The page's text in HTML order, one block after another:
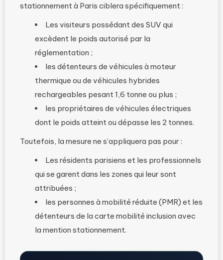
stationnement à Paris ciblera spécifiquement :
Les visiteurs possédant des SUV qui
excèdent le poids autorisé par la
réglementation ;
les détenteurs de véhicules à moteur
thermique ou de véhicules hybrides
rechargeables pesant 1,6 tonne ou plus ;
les propriétaires de véhicules électriques
dont le poids atteint ou dépasse les 2 tonnes.
Toutefois, la mesure ne s’appliquera pas pour :
Les résidents parisiens et les professionnels
qui se garent dans les zones qui leur sont
attribuées ;
les personnes à mobilité réduite (PMR) et les
détenteurs de la carte mobilité inclusion avec
la mention stationnement.